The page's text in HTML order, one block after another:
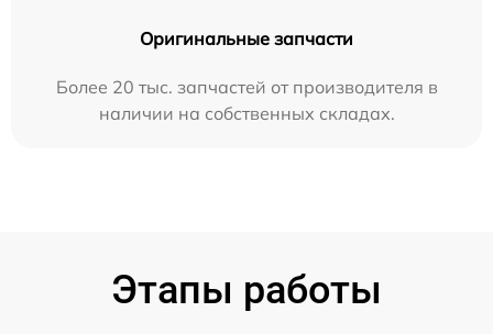
Оригинальные запчасти
Более 20 тыс. запчастей от производителя в
наличии на собственных складах.
Этапы работы